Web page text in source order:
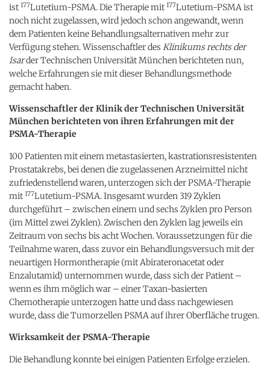
ist 177Lutetium-PSMA. Die Therapie mit 177Lutetium-PSMA ist
noch nicht zugelassen, wird jedoch schon angewandt, wenn
dem Patienten keine Behandlungsalternativen mehr zur
Verfügung stehen. Wissenschaftler des Klinikums rechts der
Isarder Technischen Universität München berichteten nun,
welche Erfahrungen sie mit dieser Behandlungsmethode
gemacht haben.
Wissenschaftler der Klinik der Technischen Universität
München berichteten von ihren Erfahrungen mit der
PSMA-Therapie
100 Patienten mit einem metastasierten, kastrationsresistenten
Prostatakrebs, bei denen die zugelassenen Arzneimittel nicht
zufriedenstellend waren, unterzogen sich der PSMA-Therapie
mit 177Lutetium-PSMA. Insgesamt wurden 319 Zyklen
durchgeführt – zwischen einem und sechs Zyklen pro Person
(im Mittel zwei Zyklen). Zwischen den Zyklen lag jeweils ein
Zeitraum von sechs bis acht Wochen. Voraussetzungen für die
Teilnahme waren, dass zuvor ein Behandlungsversuch mit der
neuartigen Hormontherapie (mit Abirateronacetat oder
Enzalutamid) unternommen wurde, dass sich der Patient –
wenn es ihm möglich war – einer Taxan-basierten
Chemotherapie unterzogen hatte und dass nachgewiesen
wurde, dass die Tumorzellen PSMA auf ihrer Oberfläche trugen.
Wirksamkeit der PSMA-Therapie
Die Behandlung konnte bei einigen Patienten Erfolge erzielen.